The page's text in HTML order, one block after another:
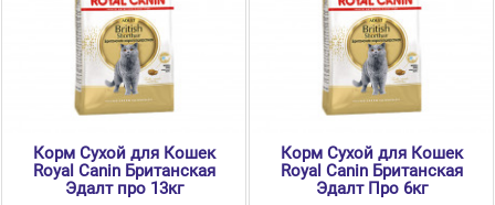
Корм Сухой для Кошек
Royal Canin Британская
Эдалт про 13кг
Корм Сухой для Кошек
Royal Canin Британская
Эдалт Про 6кг